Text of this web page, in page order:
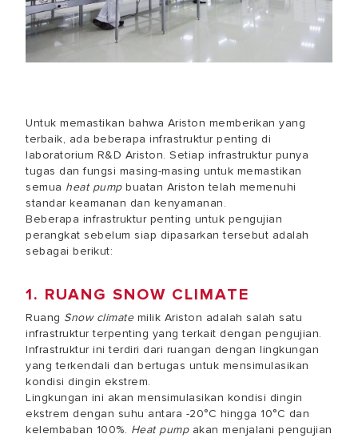
Untuk memastikan bahwa Ariston memberikan yang
terbaik, ada beberapa infrastruktur penting di
laboratorium R&D Ariston. Setiap infrastruktur punya
tugas dan fungsi masing-masing untuk memastikan
semua heat pumpbuatan Ariston telah memenuhi
standar keamanan dan kenyamanan.
Beberapa infrastruktur penting untuk pengujian
perangkat sebelum siap dipasarkan tersebut adalah
sebagai berikut:
1. RUANG SNOW CLIMATE
Ruang Snow climatemilik Ariston adalah salah satu
infrastruktur terpenting yang terkait dengan pengujian.
Infrastruktur ini terdiri dari ruangan dengan lingkungan
yang terkendali dan bertugas untuk mensimulasikan
kondisi dingin ekstrem.
Lingkungan ini akan mensimulasikan kondisi dingin
ekstrem dengan suhu antara -20°C hingga 10°C dan
kelembaban 100%. Heat pumpakan menjalani pengujian